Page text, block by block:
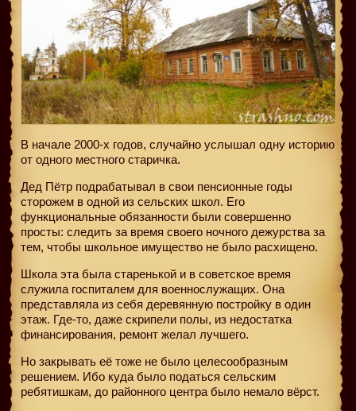
В начале 2000-х годов, случайно услышал одну историю
от одного местного старичка.
Дед Пётр подрабатывал в свои пенсионные годы
сторожем в одной из сельских школ. Его
функциональные обязанности были совершенно
просты: следить за время своего ночного дежурства за
тем, чтобы школьное имущество не было расхищено.
Школа эта была старенькой и в советское время
служила госпиталем для военнослужащих. Она
представляла из себя деревянную постройку в один
этаж. Где-то, даже скрипели полы, из недостатка
финансирования, ремонт желал лучшего.
Но закрывать её тоже не было целесообразным
решением. Ибо куда было податься сельским
ребятишкам, до районного центра было немало вёрст.